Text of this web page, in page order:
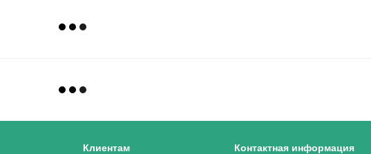
Клиентам Контактная информация